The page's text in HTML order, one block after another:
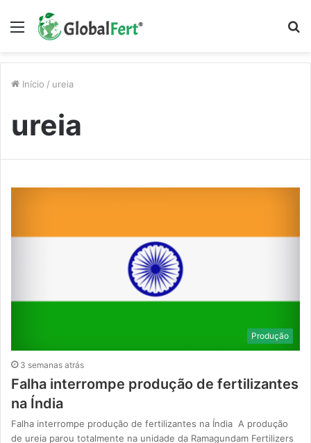
Menu
Início / ureia
ureia
Produção
3 semanas atrás
Falha interrompe produção de fertilizantes
na Índia
Falha interrompe produção de fertilizantes na Índia A produção
de ureia parou totalmente na unidade da Ramagundam Fertilizers